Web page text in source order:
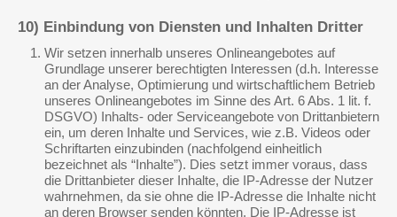
10) Einbindung von Diensten und Inhalten Dritter
Wir setzen innerhalb unseres Onlineangebotes auf
Grundlage unserer berechtigten Interessen (d.h. Interesse
an der Analyse, Optimierung und wirtschaftlichem Betrieb
unseres Onlineangebotes im Sinne des Art. 6 Abs. 1 lit. f.
DSGVO) Inhalts- oder Serviceangebote von Drittanbietern
ein, um deren Inhalte und Services, wie z.B. Videos oder
Schriftarten einzubinden (nachfolgend einheitlich
bezeichnet als “Inhalte”). Dies setzt immer voraus, dass
die Drittanbieter dieser Inhalte, die IP-Adresse der Nutzer
wahrnehmen, da sie ohne die IP-Adresse die Inhalte nicht
an deren Browser senden könnten. Die IP-Adresse ist